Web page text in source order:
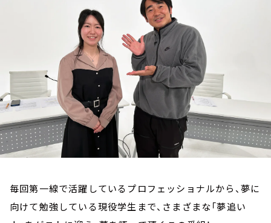
毎回第一線で活躍しているプロフェッショナルから、夢に
向けて勉強している現役学生まで、さまざまな「夢追い